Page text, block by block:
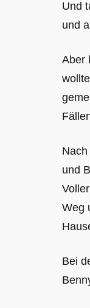
Und
und
Aber
und
Weg
Bei